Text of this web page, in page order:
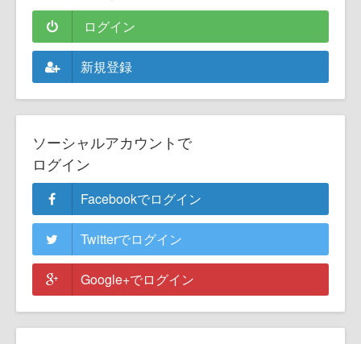
ログイン
新規登録
ソーシャルアカウントで
ログイン
Facebookでログイン
Twitterでログイン
Google+でログイン